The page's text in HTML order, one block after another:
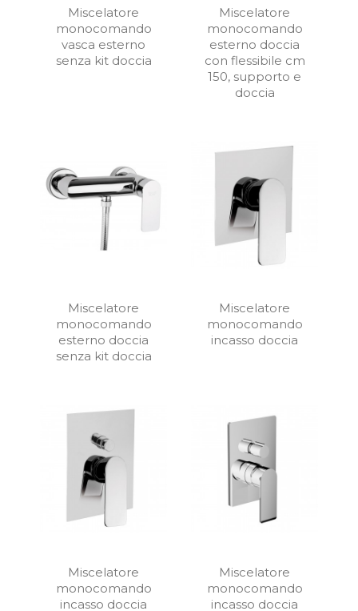
Miscelatore
monocomando
vasca esterno
senza kit doccia
Miscelatore
monocomando
esterno doccia
con flessibile cm
150, supporto e
doccia
Miscelatore
monocomando
esterno doccia
senza kit doccia
Miscelatore
monocomando
incasso doccia
Miscelatore
monocomando
incasso doccia
Miscelatore
monocomando
incasso doccia